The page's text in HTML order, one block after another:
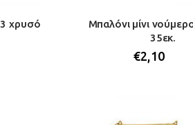
3 χρυσό
Μπαλόνι μίνι
35εκ.
€2,10